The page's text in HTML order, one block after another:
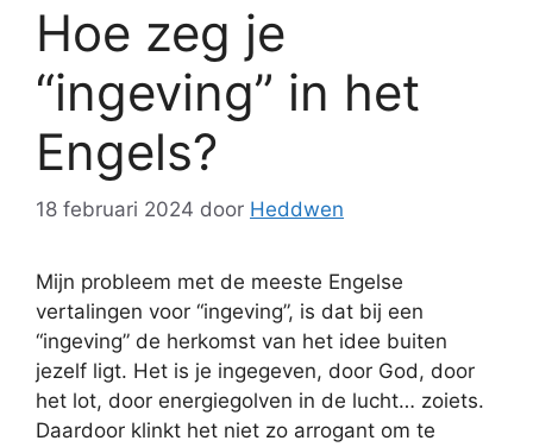
Hoe zeg je
“ingeving” in het
Engels?
18 februari 2024 door Heddwen
Mijn probleem met de meeste Engelse
vertalingen voor “ingeving”, is dat bij een
“ingeving” de herkomst van het idee buiten
jezelf ligt. Het is je ingegeven, door God, door
het lot, door energiegolven in de lucht… zoiets.
Daardoor klinkt het niet zo arrogant om te